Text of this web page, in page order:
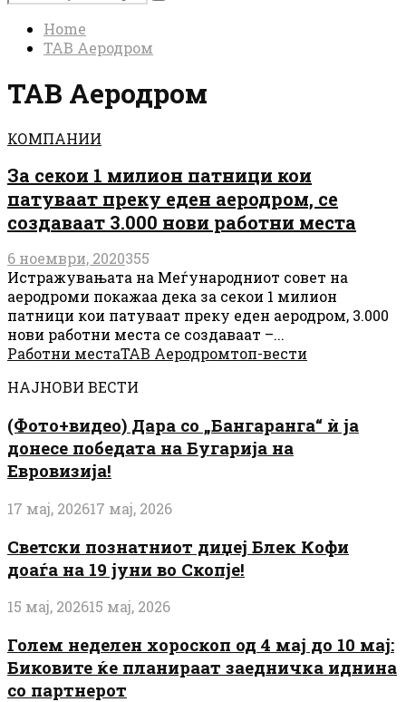
for:
Search
Home
ТАВ Аеродром
ТАВ Аеродром
КОМПАНИИ
За секои 1 милион патници кои
патуваат преку еден аеродром, се
создаваат 3.000 нови работни места
6 ноември, 2020355
Истражувањата на Меѓународниот совет на
аеродроми покажаа дека за секои 1 милион
патници кои патуваат преку еден аеродром, 3.000
нови работни места се создаваат –...
Работни местаТАВ Аеродромтоп-вести
НАЈНОВИ ВЕСТИ
(Фото+видео) Дара со „Бангаранга“ ѝ ја
донесе победата на Бугарија на
Евровизија!
17 мај, 202617 мај, 2026
Светски познатниот диџеј Блек Кофи
доаѓа на 19 јуни во Скопје!
15 мај, 202615 мај, 2026
Голем неделен хороскоп од 4 мај до 10 мај:
Биковите ќе планираат заедничка иднина
со партнерот